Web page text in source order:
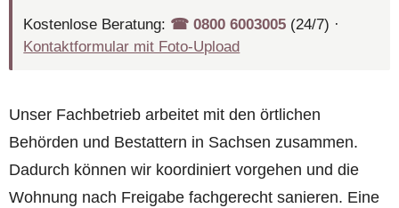
Kostenlose Beratung: ☎︎ 0800 6003005 (24/7) ·
Kontaktformular mit Foto-Upload
Unser Fachbetrieb arbeitet mit den örtlichen
Behörden und Bestattern in Sachsen zusammen.
Dadurch können wir koordiniert vorgehen und die
Wohnung nach Freigabe fachgerecht sanieren. Eine